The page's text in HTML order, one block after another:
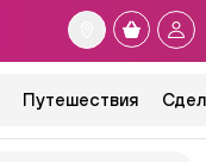
Путешествия